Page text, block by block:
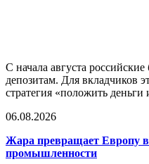
С начала августа
депозитам. Для вкладчиков
стратегия «положить деньги
06.08.2026
Жара превращает Европу в
промышленности